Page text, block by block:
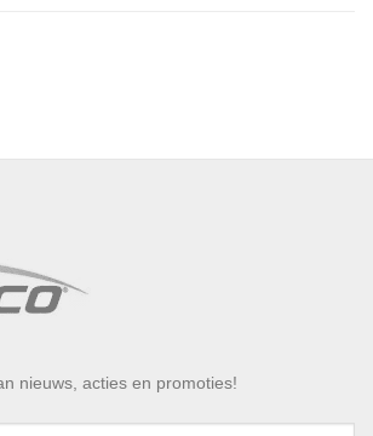
nieuws, acties en promoties!